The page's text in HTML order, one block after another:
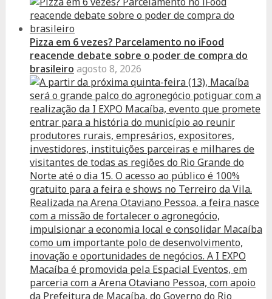
Pizza em 6 vezes? Parcelamento no iFood
reacende debate sobre o poder de compra do
brasileiro agosto 8, 2026